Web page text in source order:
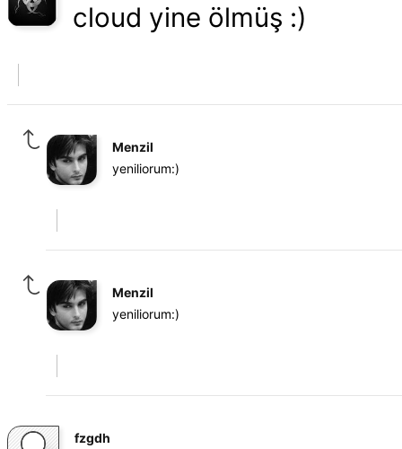
cloud yine ölmüş :)
Menzil
yeniliorum:)
Menzil
yeniliorum:)
fzgdh